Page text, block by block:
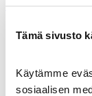
Tämä sivusto
Käytämme
sosiaalisen